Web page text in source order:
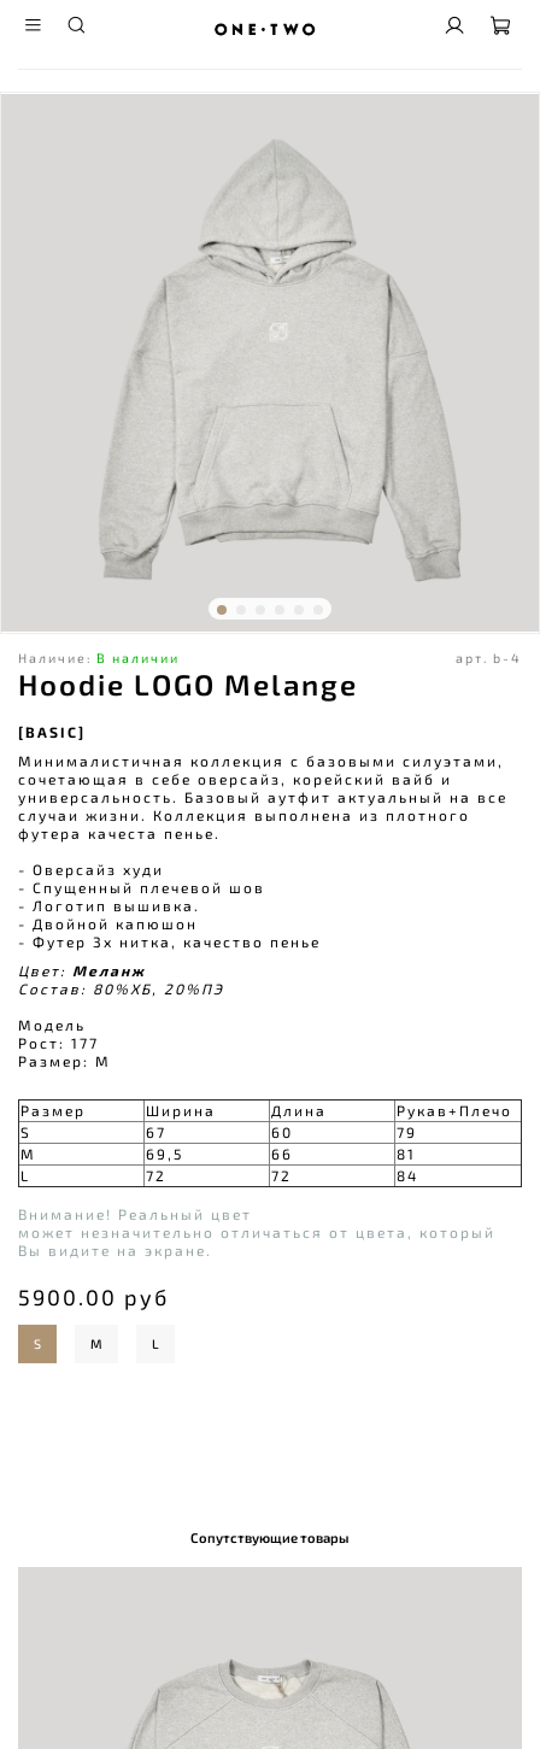
арт. b-4
Наличие: В наличии
Hoodie LOGO Melange
5900.00 руб
S M L
[BASIC]
Минималистичная коллекция с базовыми силуэтами,
сочетающая в себе оверсайз, корейский вайб и
универсальность. Базовый аутфит актуальный на все
случаи жизни. Коллекция выполнена из плотного
футера качеста пенье.
- Оверсайз худи
- Спущенный плечевой шов
- Логотип вышивка.
- Двойной капюшон
- Футер 3х нитка, качество пенье
Цвет: Меланж
Состав: 80%ХБ, 20%ПЭ
Модель
Рост: 177
Размер: M
Размер Ширина Длина
Рукав+Плечо
S
67 60
79
M
69,5 66
81
L
72 72 84
Внимание! Реальный цвет
может незначительно отличаться от цвета, который
Вы видите на экране.
Сопутствующие товары